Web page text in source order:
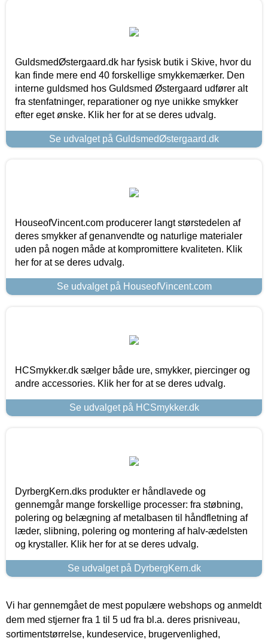
GuldsmedØstergaard.dk har fysisk butik i Skive, hvor du
kan finde mere end 40 forskellige smykkemærker. Den
interne guldsmed hos Guldsmed Østergaard udfører alt
fra stenfatninger, reparationer og nye unikke smykker
efter eget ønske. Klik her for at se deres udvalg.
Se udvalget på GuldsmedØstergaard.dk
HouseofVincent.com producerer langt størstedelen af
deres smykker af genanvendte og naturlige materialer
uden på nogen måde at kompromittere kvaliteten. Klik
her for at se deres udvalg.
Se udvalget på HouseofVincent.com
HCSmykker.dk sælger både ure, smykker, piercinger og
andre accessories. Klik her for at se deres udvalg.
Se udvalget på HCSmykker.dk
DyrbergKern.dks produkter er håndlavede og
gennemgår mange forskellige processer: fra støbning,
polering og belægning af metalbasen til håndfletning af
læder, slibning, polering og montering af halv-ædelsten
og krystaller. Klik her for at se deres udvalg.
Se udvalget på DyrbergKern.dk
Vi har gennemgået de mest populære webshops og anmeldt
dem med stjerner fra 1 til 5 ud fra bl.a. deres prisniveau,
sortimentstørrelse, kundeservice, brugervenlighed,